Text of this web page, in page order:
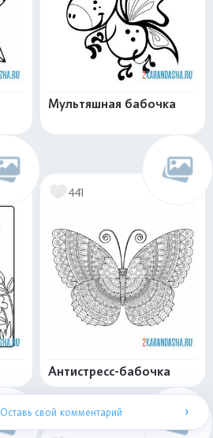
Мультяшная бабочка
441
Антистресс-бабочка
Оставь свой комментарий ›